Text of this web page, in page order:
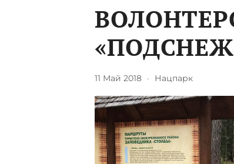
11 Май 2018 · Нацпарк